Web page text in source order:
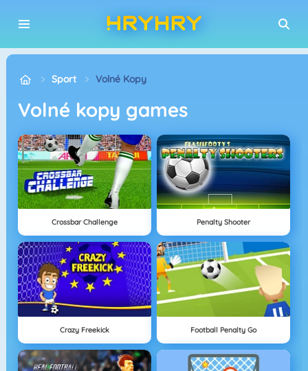
Sport Volné Kopy
volné kopy games
Crossbar Challenge Penalty Shooter
Crazy Freekick Football Penalty Go